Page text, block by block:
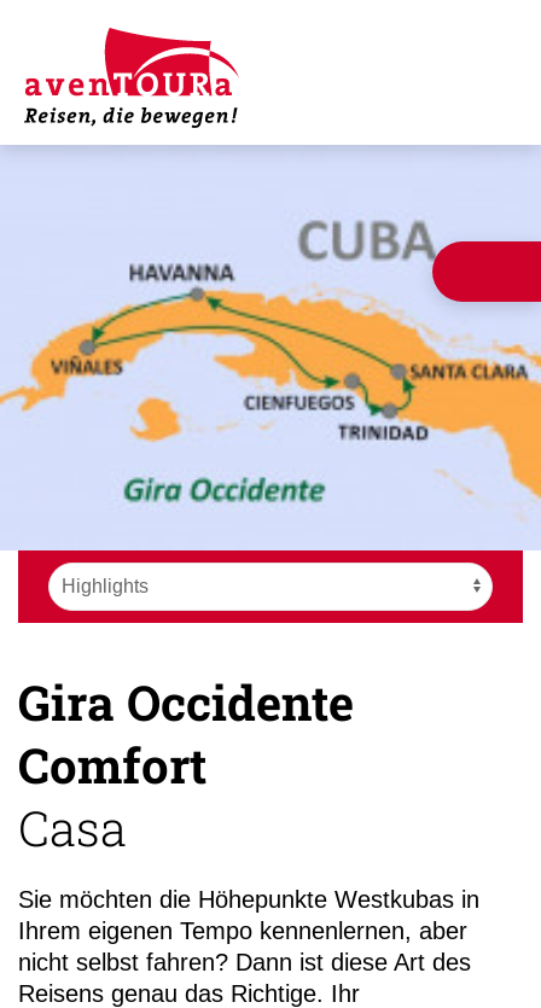
Gira Occidente
Comfort
Casa
Sie möchten die Höhepunkte Westkubas in
Ihrem eigenen Tempo kennenlernen, aber
nicht selbst fahren? Dann ist diese Art des
Reisens genau das Richtige. Ihr